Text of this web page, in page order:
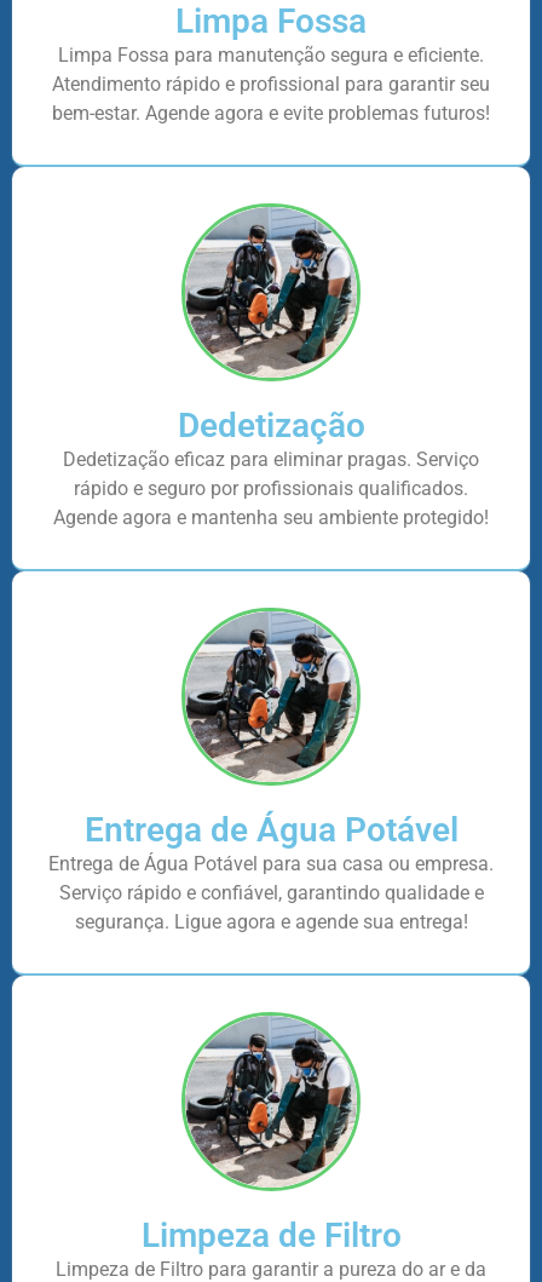
Limpa Fossa
Limpa Fossa para manutenção segura e eficiente.
Atendimento rápido e profissional para garantir seu
bem-estar. Agende agora e evite problemas futuros!
Dedetização
Dedetização eficaz para eliminar pragas. Serviço
rápido e seguro por profissionais qualificados.
Agende agora e mantenha seu ambiente protegido!
Entrega de Água Potável
Entrega de Água Potável para sua casa ou empresa.
Serviço rápido e confiável, garantindo qualidade e
segurança. Ligue agora e agende sua entrega!
Limpeza de Filtro
Limpeza de Filtro para garantir a pureza do ar e da